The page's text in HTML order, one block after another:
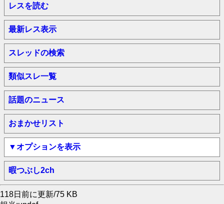
レスを読む
最新レス表示
スレッドの検索
類似スレ一覧
話題のニュース
おまかせリスト
▼オプションを表示
暇つぶし2ch
118日前に更新/75 KB